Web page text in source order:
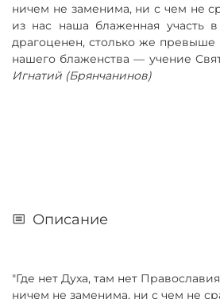
ничем не заменима, ни с чем не
из нас наша блаженная участь
драгоценен, столько же превыше
нашего блаженства — учение
Игнатий (Брянчанинов)
Описание
"Где нет Духа, там нет
ничем не заменима, ни с чем не